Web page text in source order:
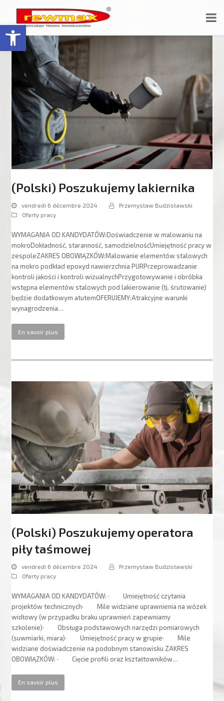
Ouvrir la barre d’outils
(Polski) Poszukujemy lakiernika
vendredi 6 décembre 2024
Przemysław Budzisławski
Oferty pracy
WYMAGANIA OD KANDYDATÓW:Doświadczenie w malowaniu na
mokroDokładność, staranność, samodzielnośćUmiejętność pracy w
zespoleZAKRES OBOWIĄZKÓW:Malowanie elementów stalowych
na mokro podkład epoxyd nawierzchnia PURPrzeprowadzanie
kontroli jakości i kontroli wizualnychPrzygotowywanie i obróbka
wstępna elementów stalowych pod lakierowanie (tj. śrutowanie)
będzie dodatkowym atutemOFERUJEMY:Atrakcyjne warunki
wynagrodzenia…
En savoir plus
(Polski) Poszukujemy operatora
piły taśmowej
vendredi 6 décembre 2024
Przemysław Budzisławski
Oferty pracy
WYMAGANIA OD KANDYDATÓW: · Umiejętność czytania
projektów technicznych· Mile widziane uprawnienia na wózek
widłowy (w przypadku braku uprawnień zapewniamy
szkolenie)· Obsługa podstawowych narzędzi pomiarowych
(suwmiarki, miara)· Umiejętność pracy w grupie· Mile
widziane doświadczenie na podobnym stanowisku ZAKRES
OBOWIĄZKÓW: · Cięcie profili oraz kształtowników…
En savoir plus